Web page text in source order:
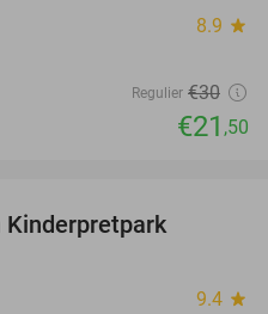
8.9 star
Regulier €30
€21 ,50
Kinderpretpark
9.4 star